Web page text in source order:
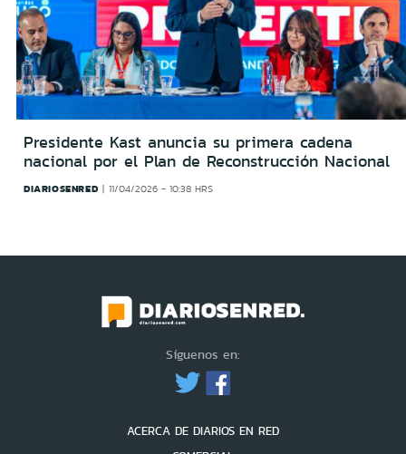
Presidente Kast anuncia su primera cadena
nacional por el Plan de Reconstrucción Nacional
DIARIOSENRED 11/04/2026 - 10:38 HRS
Síguenos en:
ACERCA DE DIARIOS EN RED